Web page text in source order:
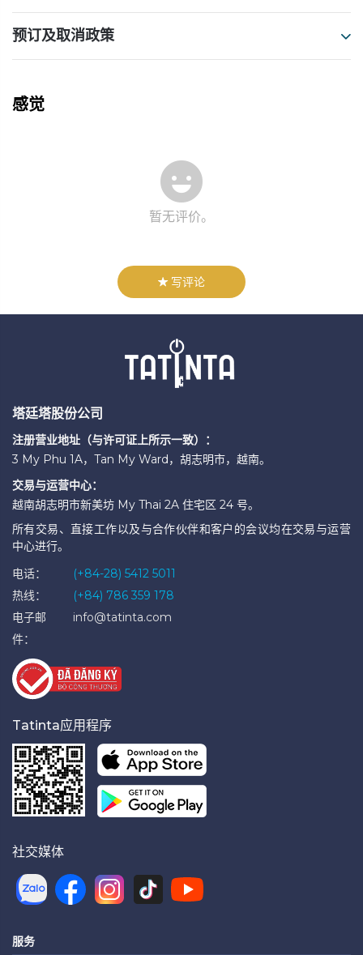
预订及取消政策
感觉
暂无评价。
写评论
塔廷塔股份公司
注册营业地址（与许可证上所示一致）：
3 My Phu 1A，Tan My Ward，胡志明市，越南。
交易与运营中心：
越南胡志明市新美坊 My Thai 2A 住宅区 24 号。
所有交易、直接工作以及与合作伙伴和客户的会议均在交易与运营
中心进行。
电话：
(+84-28) 5412 5011
热线：
(+84) 786 359 178
电子邮
件：
info@tatinta.com
Tatinta应用程序
社交媒体
服务